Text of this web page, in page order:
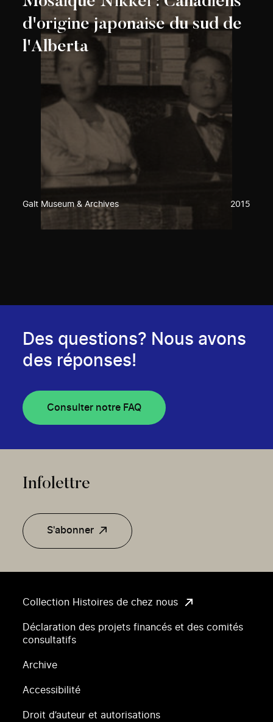
d'origine japonaise du sud de
l'Alberta
Galt Museum & Archives 2015
Collection Histoires de chez nous
Déclaration des projets financés et des comités
consultatifs
Archive
Accessibilité
Droit d’auteur et autorisations
Des questions? Nous avons
des réponses!
Consulter notre FAQ
Infolettre
S'abonner